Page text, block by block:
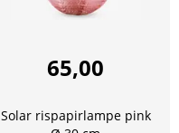
65,00
Solar rispapirlampe pink